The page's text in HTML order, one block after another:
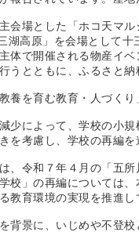
場とした「ホコ天マ
湖高原」を会場として
体で開催される物産イ
うとともに、ふるさと
を育む教育・人づくり
によって、学校の小
を考慮し、学校の再編を
令和７年４月の「五
校」の再編については
教育環境の実現を推進し
景に、いじめや不登